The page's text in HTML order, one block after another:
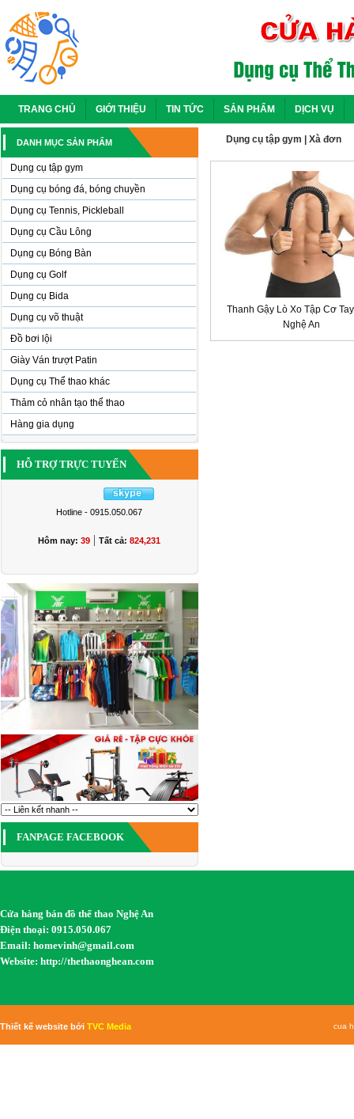
TRANG CHỦ GIỚI THIỆU TIN TỨC SẢN PHẨM DỊCH VỤ
DANH MỤC SẢN PHẨM
Dụng cụ tập gym
Dụng cụ bóng đá, bóng chuyền
Dụng cụ Tennis, Pickleball
Dụng cụ Cầu Lông
Dụng cụ Bóng Bàn
Dụng cụ Golf
Dụng cụ Bida
Dụng cụ võ thuật
Đồ bơi lội
Giày Ván trượt Patin
Dụng cụ Thể thao khác
Thảm cỏ nhân tạo thể thao
Hàng gia dụng
HỖ TRỢ TRỰC TUYẾN
Hotline - 0915.050.067
Hôm nay: 39 | Tất cả: 824,231
FANPAGE FACEBOOK
Dụng cụ tập gym Xà đơn
Thanh Gậy Lò Xo Tập Cơ
Nghệ An
Cửa hàng bán đồ thể thao Nghệ An
Điện thoại: 0915.050.067
Email: homevinh@gmail.com
Website: http://thethaonghean.com
Thiết kế website bởi TVC Media cua